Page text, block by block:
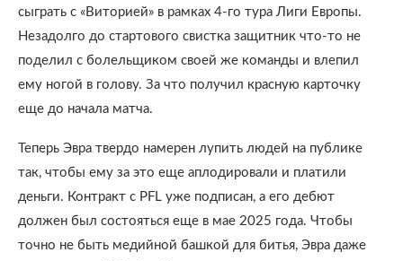
сыграть с «Виторией» в рамках 4-го тура Лиги Европы.
Незадолго до стартового свистка защитник что-то не
поделил с болельщиком своей же команды и влепил
ему ногой в голову. За что получил красную карточку
еще до начала матча.
Теперь Эвра твердо намерен лупить людей на публике
так, чтобы ему за это еще аплодировали и платили
деньги. Контракт с PFL уже подписан, а его дебют
должен был состояться еще в мае 2025 года. Чтобы
точно не быть медийной башкой для битья, Эвра даже